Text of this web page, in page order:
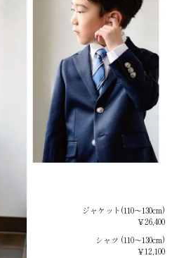
ジャケット(110～130cm)
￥26,400
シャツ (110～130cm)
￥12,100